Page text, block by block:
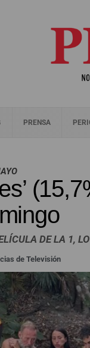
PRENSA
DE LA 1,
de Televisión